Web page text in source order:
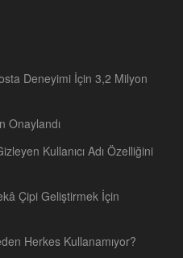
Deneyimi İçin 3,2 Milyon
Onaylandı
Kullanıcı Adı Özelliğini
Çipi Geliştirmek İçin
Herkes Kullanamıyor?